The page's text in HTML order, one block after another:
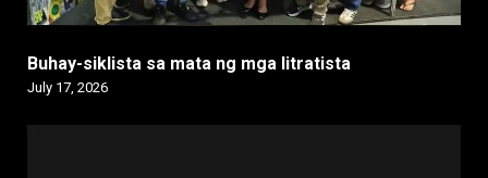
Buhay-siklista sa mata ng mga litratista
July 17, 2026